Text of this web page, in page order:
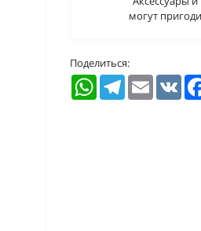
могут
Поделиться:
WhatsAppTelegramEmail VK